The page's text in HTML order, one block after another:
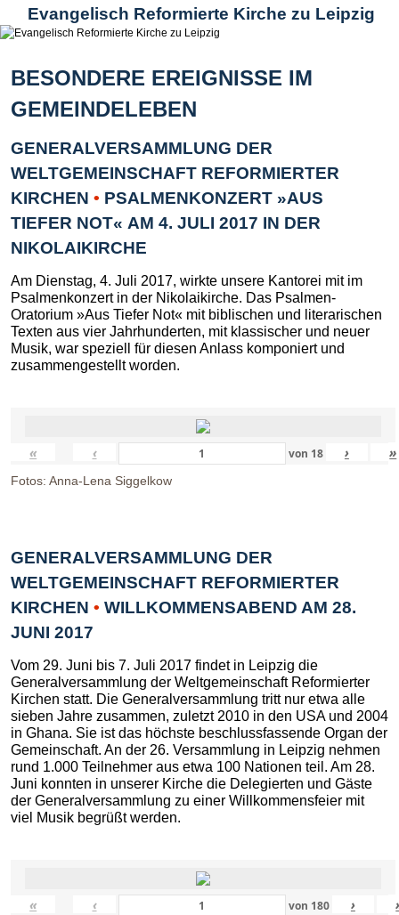
Evangelisch Reformierte Kirche zu Leipzig
BESONDERE EREIGNISSE IM
GEMEINDELEBEN
GENERALVERSAMMLUNG DER
WELTGEMEINSCHAFT REFORMIERTER
KIRCHEN • PSALMENKONZERT »AUS
TIEFER NOT« AM 4. JULI 2017 IN DER
NIKOLAIKIRCHE
Am Dienstag, 4. Juli 2017, wirkte unsere Kantorei mit im
Psalmenkonzert in der Nikolaikirche. Das Psalmen-
Oratorium »Aus Tiefer Not« mit biblischen und literarischen
Texten aus vier Jahrhunderten, mit klassischer und neuer
Musik, war speziell für diesen Anlass komponiert und
zusammengestellt worden.
« ‹ von 18 › »
Fotos: Anna-Lena Siggelkow
GENERALVERSAMMLUNG DER
WELTGEMEINSCHAFT REFORMIERTER
KIRCHEN • WILLKOMMENSABEND AM 28.
JUNI 2017
Vom 29. Juni bis 7. Juli 2017 findet in Leipzig die
Generalversammlung der Weltgemeinschaft Reformierter
Kirchen statt. Die Generalversammlung tritt nur etwa alle
sieben Jahre zusammen, zuletzt 2010 in den USA und 2004
in Ghana. Sie ist das höchste beschlussfassende Organ der
Gemeinschaft. An der 26. Versammlung in Leipzig nehmen
rund 1.000 Teilnehmer aus etwa 100 Nationen teil. Am 28.
Juni konnten in unserer Kirche die Delegierten und Gäste
der Generalversammlung zu einer Willkommensfeier mit
viel Musik begrüßt werden.
« ‹ von 180 ›